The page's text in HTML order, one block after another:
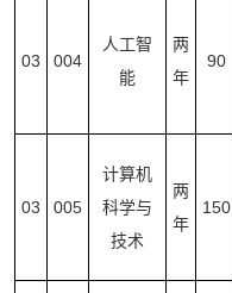
03 004
人工智
能
两
年
90
03 005
计算机
科学与
技术
两
年
150